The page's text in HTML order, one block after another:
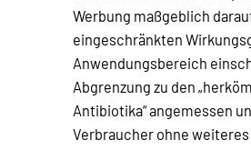
Werbung maßgeblich
eingeschränkten
Anwendungsbereich
Abgrenzung zu den
Antibiotika“ angemessen
Verbraucher ohne